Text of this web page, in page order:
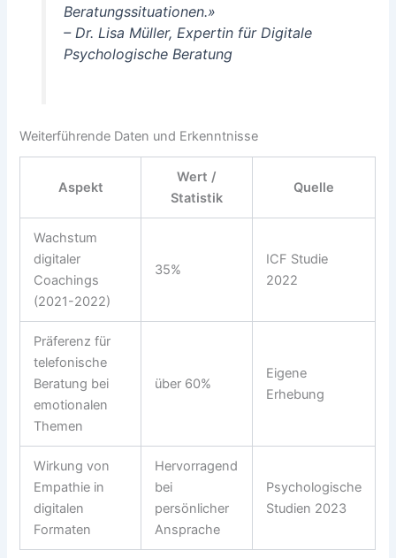
Beratungssituationen.»
– Dr. Lisa Müller, Expertin für Digitale
Psychologische Beratung
Weiterführende Daten und Erkenntnisse
Aspekt
Wert /
Statistik
Quelle
Wachstum
digitaler
Coachings
(2021-2022)
35%
ICF Studie
2022
Präferenz für
telefonische
Beratung bei
emotionalen
Themen
über 60%
Eigene
Erhebung
Wirkung von
Empathie in
digitalen
Formaten
Hervorragend
bei
persönlicher
Ansprache
Psychologische
Studien 2023